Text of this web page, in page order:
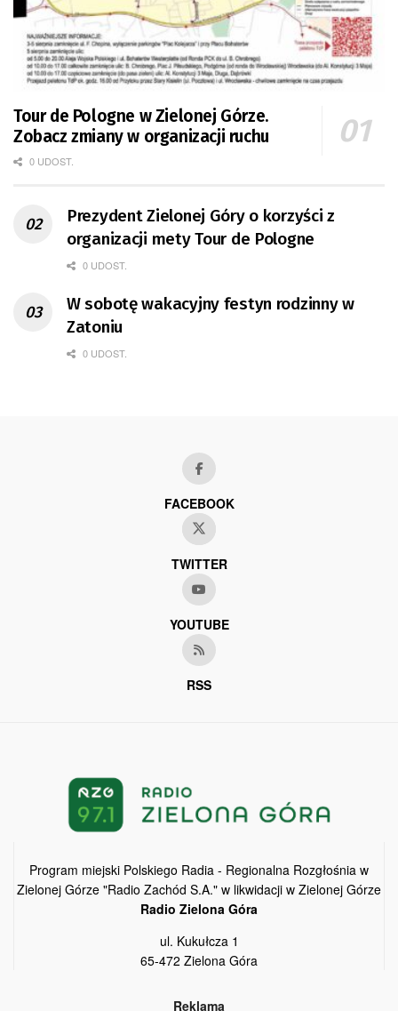
Tour de Pologne w Zielonej Górze.
Zobacz zmiany w organizacji ruchu
0 UDOST.
Prezydent Zielonej Góry o korzyści z
organizacji mety Tour de Pologne
0 UDOST.
W sobotę wakacyjny festyn rodzinny w
Zatoniu
0 UDOST.
FACEBOOK
TWITTER
YOUTUBE
RSS
Program miejski Polskiego Radia - Regionalna Rozgłośnia w
Zielonej Górze "Radio Zachód S.A." w likwidacji w Zielonej Górze
Radio Zielona Góra
ul. Kukułcza 1
65-472 Zielona Góra
Reklama